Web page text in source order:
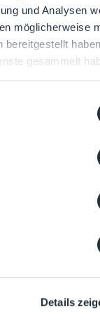
und Analysen
möglicherweise
bereitgestellt
gesammelt
Details